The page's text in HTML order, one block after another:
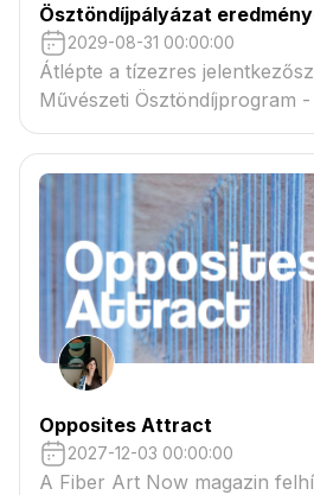
Ösztöndíjpályázat
2029-08-31 00:00:00
Átlépte a tízezres
Művészeti Ösztöndíjprogram
tartaléklistás pályázók
csatolmányban
Opposites Attract
2027-12-03 00:00:00
A Fiber Art Now magazin